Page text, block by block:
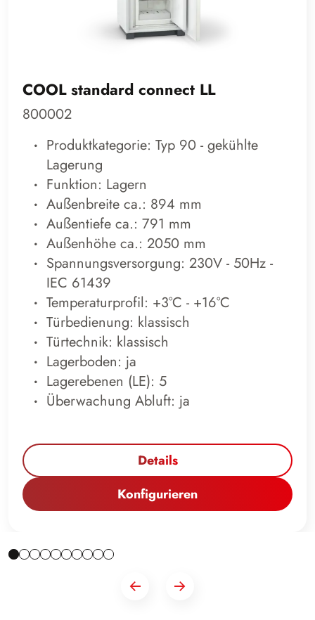
COOL standard connect LL
800002
Produktkategorie: Typ 90 - gekühlte
Lagerung
Funktion: Lagern
Außenbreite ca.: 894 mm
Außentiefe ca.: 791 mm
Außenhöhe ca.: 2050 mm
Spannungsversorgung: 230V - 50Hz -
IEC 61439
Temperaturprofil: +3°C - +16°C
Türbedienung: klassisch
Türtechnik: klassisch
Lagerboden: ja
Lagerebenen (LE): 5
Überwachung Abluft: ja
Details
Konfigurieren